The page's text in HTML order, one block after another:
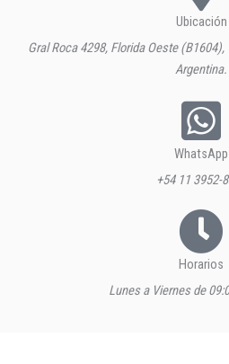
Ubicación
Gral Roca 4298, Florida Oeste
Argentina.
WhatsApp
+54 11 3952-
Horarios
Lunes a Viernes de